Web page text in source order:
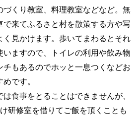
づくり教室、料理教室などなど。無
で来てふるさと村を散策する方や写
く見かけます。歩いてまわるとそれ
いますので、トイレの利用や飲み物
チもあるのでホッと一息つくなどお
です。
食事をとることはできませんが、
研修室を借りてご飯を頂くことも